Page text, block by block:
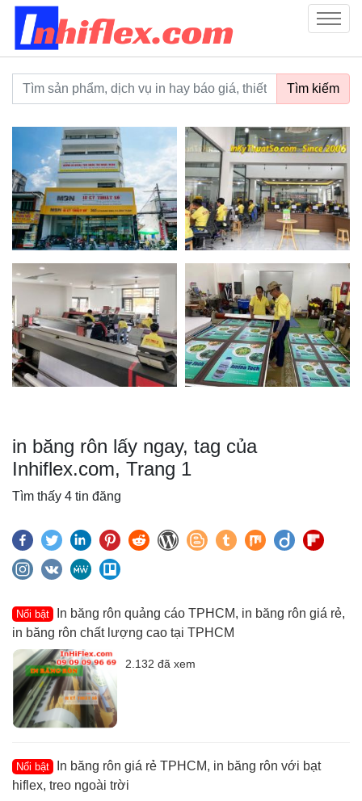
inhiflex.com
Menu
Từ khoá tìm kiếm Tìm kiếm
in băng rôn lấy ngay, tag của
Inhiflex.com, Trang 1
Tìm thấy 4 tin đăng
Nổi bật
In băng rôn quảng cáo TPHCM, in băng rôn giá rẻ,
in băng rôn chất lượng cao tại TPHCM
2.132 đã xem
Nổi bật
In băng rôn giá rẻ TPHCM, in băng rôn với bạt
hiflex, treo ngoài trời